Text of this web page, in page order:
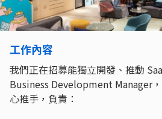
工作內容
我們正在招募能獨立開發、推動
Business Development Manager
心推手，負責：